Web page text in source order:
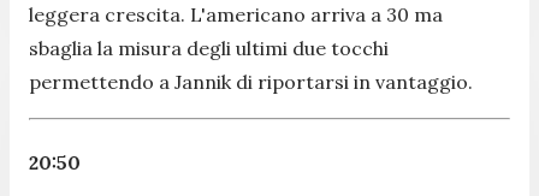
leggera crescita. L'americano arriva a 30 ma
sbaglia la misura degli ultimi due tocchi
permettendo a Jannik di riportarsi in vantaggio.
20:50